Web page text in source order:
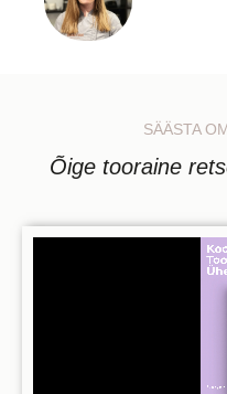
SÄÄSTA
Õige tooraine